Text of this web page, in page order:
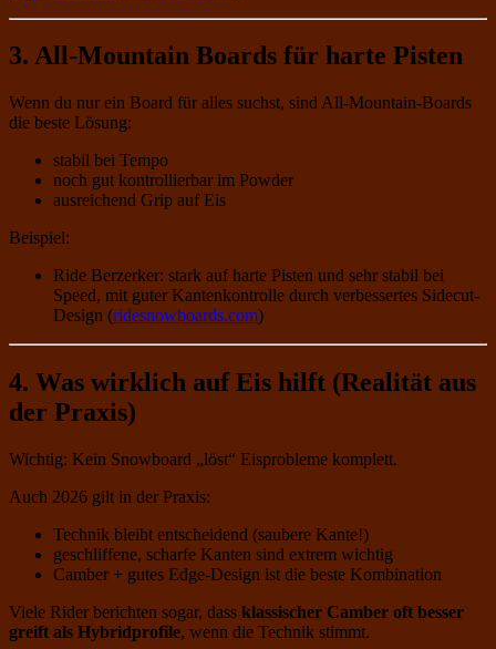
3. All-Mountain Boards für harte Pisten
Wenn du nur ein Board für alles suchst, sind All-Mountain-Boards
die beste Lösung:
stabil bei Tempo
noch gut kontrollierbar im Powder
ausreichend Grip auf Eis
Beispiel:
Ride Berzerker: stark auf harte Pisten und sehr stabil bei
Speed, mit guter Kantenkontrolle durch verbessertes Sidecut-
Design (ridesnowboards.com)
4. Was wirklich auf Eis hilft (Realität aus
der Praxis)
Wichtig: Kein Snowboard „löst“ Eisprobleme komplett.
Auch 2026 gilt in der Praxis:
Technik bleibt entscheidend (saubere Kante!)
geschliffene, scharfe Kanten sind extrem wichtig
Camber + gutes Edge-Design ist die beste Kombination
Viele Rider berichten sogar, dass klassischer Camber oft besser
greift als Hybridprofile, wenn die Technik stimmt.